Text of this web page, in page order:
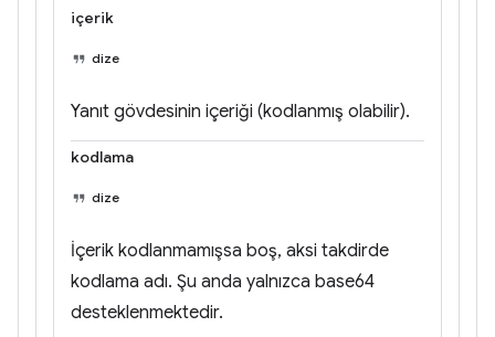
içerik
dize
Yanıt gövdesinin içeriği (kodlanmış olabilir).
kodlama
dize
İçerik kodlanmamışsa boş, aksi takdirde
kodlama adı. Şu anda yalnızca base64
desteklenmektedir.